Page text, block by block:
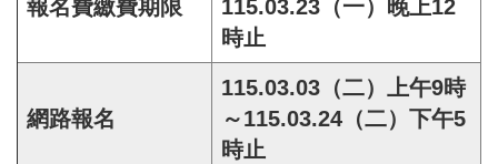
報名費繳費期限
115.03.23（一）晚上12
時止
網路報名
115.03.03（二）上午9時
～115.03.24（二）下午5
時止